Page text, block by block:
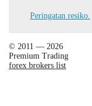
Peringatan resiko.
© 2011 — 2026
Premium Trading
forex brokers list